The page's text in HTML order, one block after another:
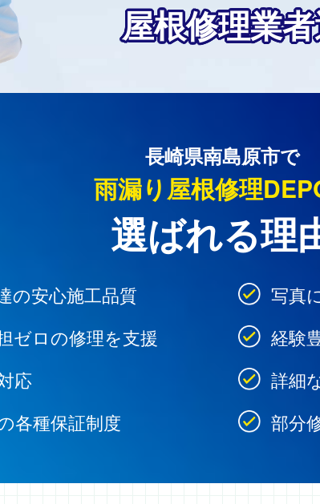
屋根修理業
長崎県南島原市で
雨漏り屋根修理
選ばれる理
の安心施工品質
写真
ゼロの修理を支援
経験
応
詳細
各種保証制度
部分